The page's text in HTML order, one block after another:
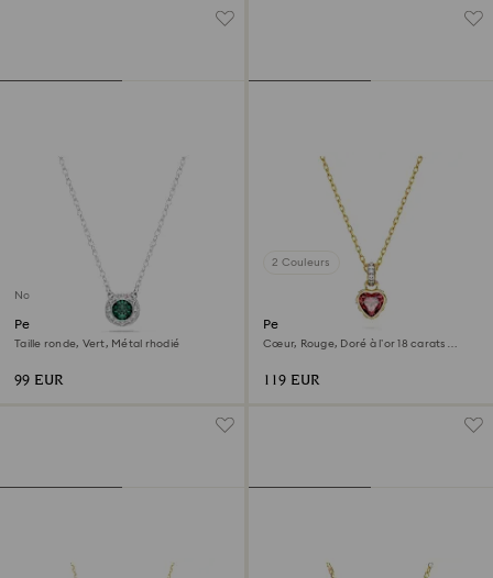
Nouveau
Pendentif Una Angelic
Taille ronde, Vert, Métal rhodié
99 EUR
2 Couleurs
Pendentif Chroma
Cœur, Rouge, Doré à l’or 18 carats
119 EUR